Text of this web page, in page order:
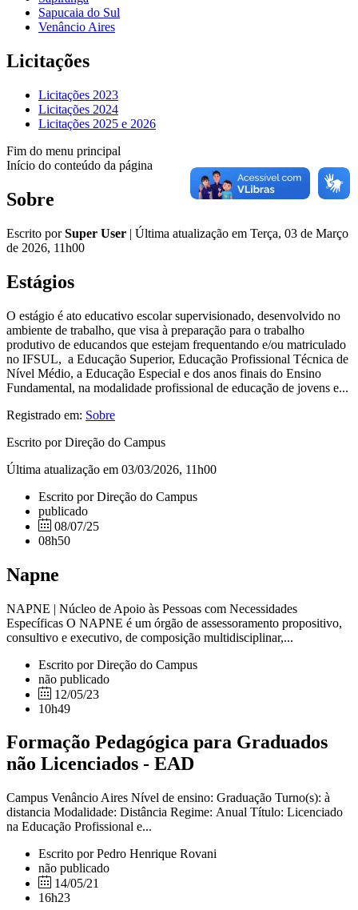
Sapucaia do Sul
Venâncio Aires
Licitações
Licitações 2023
Licitações 2024
Licitações 2025 e 2026
Fim do menu principal
Início do conteúdo da página
Sobre
Escrito porSuper User | Última atualização em Terça, 03 de Março
de 2026, 11h00
Estágios
O estágio é ato educativo escolar supervisionado, desenvolvido no
ambiente de trabalho, que visa à preparação para o trabalho
produtivo de educandos que estejam frequentando e/ou matriculado
no IFSUL, a Educação Superior, Educação Profissional Técnica de
Nível Médio, a Educação Especial e dos anos finais do Ensino
Fundamental, na modalidade profissional de educação de jovens e...
Registrado em: Sobre
Escrito por Direção do Campus
Última atualização em 03/03/2026, 11h00
Escrito por Direção do Campus
publicado
08/07/25
08h50
Napne
NAPNE | Núcleo de Apoio às Pessoas com Necessidades
Específicas O NAPNE é um órgão de assessoramento propositivo,
consultivo e executivo, de composição multidisciplinar,...
Escrito por Direção do Campus
não publicado
12/05/23
10h49
Formação Pedagógica para Graduados
não Licenciados - EAD
Campus Venâncio Aires Nível de ensino: Graduação Turno(s): à
distancia Modalidade: Distância Regime: Anual Título: Licenciado
na Educação Profissional e...
Escrito por Pedro Henrique Rovani
não publicado
14/05/21
16h23